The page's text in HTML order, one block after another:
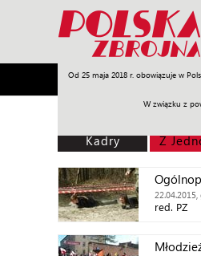
Od 25 maja 2018 r. obowiązuje w
W związku z
Armia Poligon Sprzęt
Kadry Z
22.04.2015,
red. PZ